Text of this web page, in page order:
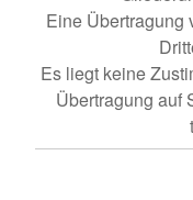
Eine Übertragung
Es liegt keine
Übertragung auf